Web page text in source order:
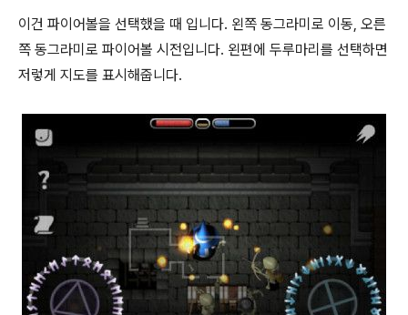
이건 파이어볼을 선택했을 때 입니다. 왼쪽 동그라미로 이동, 오른
쪽 동그라미로 파이어볼 시전입니다. 왼편에 두루마리를 선택하면
저렇게 지도를 표시해줍니다.